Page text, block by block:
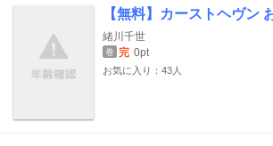
【無料】カーストヘヴン
緒川千世
巻 完 0pt
お気に入り：43人